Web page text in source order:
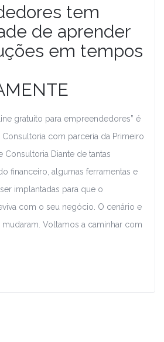
tem
de aprender
em tempos
gratuito para empreendedores” é
Consultoria com parceria da Primeiro
Consultoria Diante de tantas
financeiro, algumas ferramentas e
implantadas para que o
com o seu negócio. O cenário e
mudaram. Voltamos a caminhar com